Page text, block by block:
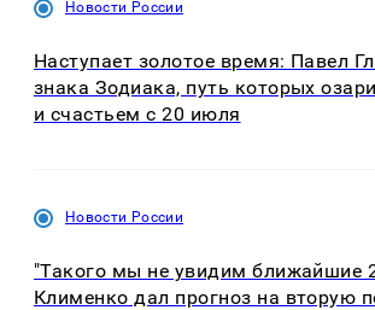
Новости России
Наступает золотое время: Павел
знака Зодиака, путь которых
и счастьем с 20 июля
Новости России
"Такого мы не увидим ближайшие
Клименко дал прогноз на вторую